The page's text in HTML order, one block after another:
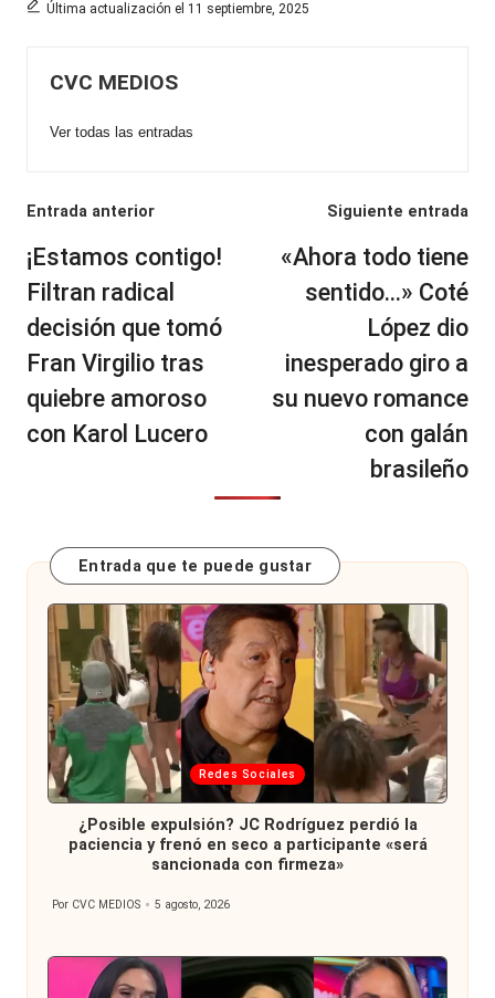
Última actualización el 11 septiembre, 2025
CVC MEDIOS
Ver todas las entradas
Navegación
de
entradas
Entrada anterior
¡Estamos contigo!
Filtran radical
decisión que tomó
Fran Virgilio tras
quiebre amoroso
con Karol Lucero
Siguiente entrada
«Ahora todo tiene
sentido…» Coté
López dio
inesperado giro a
su nuevo romance
con galán
brasileño
Entrada que te puede gustar
Publicada
en
Redes Sociales
¿Posible expulsión? JC Rodríguez perdió la
paciencia y frenó en seco a participante «será
sancionada con firmeza»
Publicado
Por CVC MEDIOS 5 agosto, 2026